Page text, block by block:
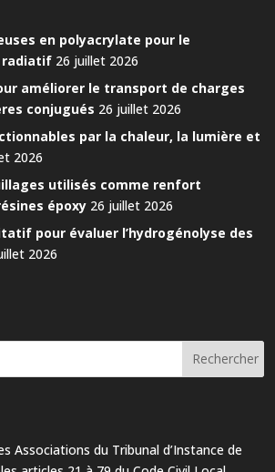
en polyacrylate pour le
radiatif 26 juillet 2026
améliorer le transport de charges
conjugués 26 juillet 2026
par la chaleur, la lumière et
2026
utilisés comme renfort
époxy 26 juillet 2026
pour évaluer l’hydrogénolyse des
2026
Associations du Tribunal d’Instance de